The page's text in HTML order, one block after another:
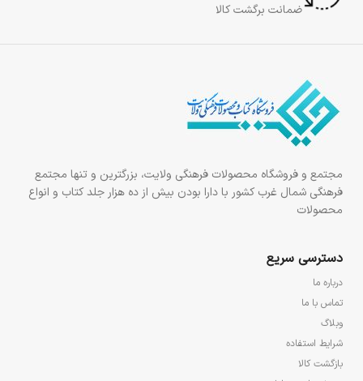
ضمانت برگشت کالا
مجتمع و فروشگاه محصولات فرهنگی ولایت، بزرگترین و تنها مجتمع
فرهنگی شمال غرب کشور با دارا بودن بیش از ده هزار جلد کتاب و انواع
محصولات
دسترسی سریع
درباره ما
تماس با ما
وبلاگ
شرایط استفاده
بازگشت کالا